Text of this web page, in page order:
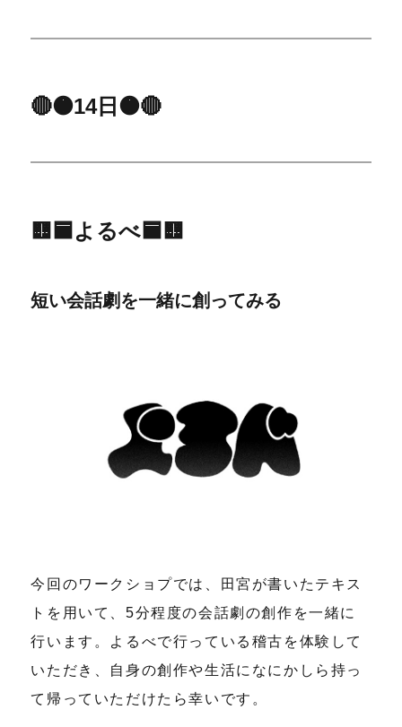
🔴🟠14日🟠🔴
🟨🟦よるべ🟦🟨
短い会話劇を一緒に創ってみる
今回のワークショプでは、田宮が書いたテキス
トを用いて、5分程度の会話劇の創作を一緒に
行います。よるべで行っている稽古を体験して
いただき、自身の創作や生活になにかしら持っ
て帰っていただけたら幸いです。